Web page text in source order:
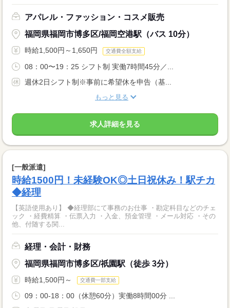
アパレル・ファッション・コスメ販売
福岡県福岡市博多区/福岡空港駅（バス 10分）
時給1,500円～1,650円 交通費全額支給
08：00〜19：25 シフト制 実働7時間45分／...
週休2日シフト制※事前に希望休を申告（基...
もっと見る
求人詳細を見る
[一般派遣]
時給1500円！未経験OK◎土日祝休み！駅チカ
◆経理
【英語使用あり】 ◆経理部にて事務のお仕事 ・勘定科目などのチェ
ック ・経費精算 ・伝票入力 ・入金、預金管理 ・メール対応 ・その
他、付随する関...
経理・会計・財務
福岡県福岡市博多区/祇園駅（徒歩 3分）
時給1,500円～ 交通費一部支給
09：00-18：00（休憩60分）実働8時間00分 ...